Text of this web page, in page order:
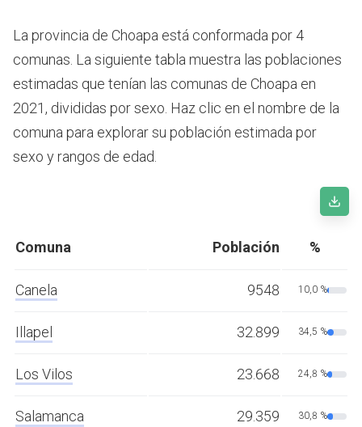
La provincia de Choapa está conformada por 4
comunas. La siguiente tabla muestra las poblaciones
estimadas que tenían las comunas de Choapa en
2021, divididas por sexo. Haz clic en el nombre de la
comuna para explorar su población estimada por
sexo y rangos de edad.
Comuna Población %
Canela 9548 10,0 %
Illapel 32.899 34,5 %
Los Vilos 23.668 24,8 %
Salamanca 29.359 30,8 %